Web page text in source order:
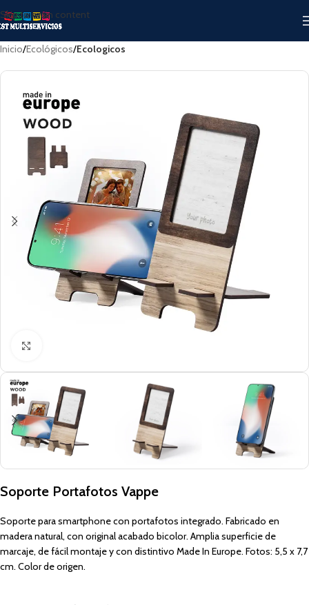
Skip to main content
Inicio Ecológicos Ecologicos
Soporte Portafotos Vappe
Soporte para smartphone con portafotos integrado. Fabricado en
madera natural, con original acabado bicolor. Amplia superficie de
marcaje, de fácil montaje y con distintivo Made In Europe. Fotos: 5,5 x 7,7
cm. Color de origen.